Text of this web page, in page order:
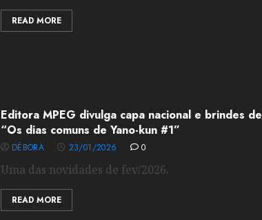
READ MORE
Editora MPEG divulga capa nacional e brindes de
“Os dias comuns de Yano-kun #1”
DÉBORA 23/01/2026 0
Uma das novidades de fev/2026.
READ MORE